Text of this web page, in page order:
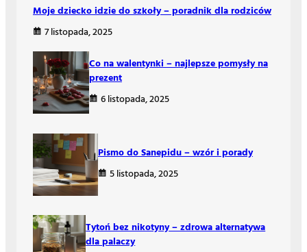
Moje dziecko idzie do szkoły – poradnik dla rodziców
7 listopada, 2025
Co na walentynki – najlepsze pomysły na
prezent
6 listopada, 2025
Pismo do Sanepidu – wzór i porady
5 listopada, 2025
Tytoń bez nikotyny – zdrowa alternatywa
dla palaczy